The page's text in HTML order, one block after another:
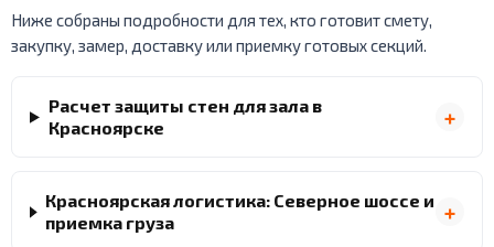
Ниже собраны подробности для тех, кто готовит смету,
закупку, замер, доставку или приемку готовых секций.
Расчет защиты стен для зала в
Красноярске
Красноярская логистика: Северное шоссе и
приемка груза